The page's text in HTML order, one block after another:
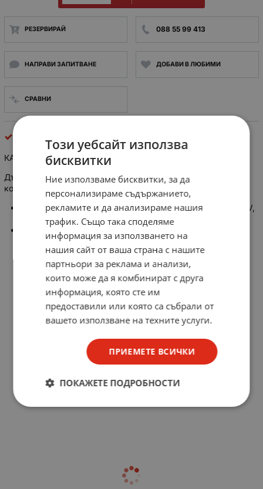
РЕЗЕРВИРАЙ 088 55 99 413
НАПРАВИ ЗАПИТВАНЕ ДОБАВИ В ЛЮБИМИ
СРАВНИ
КАБЕЛ СКАРТ 2 МЪЖКИ ЧИНЧА SL2013
Дължина: 1.5 метра, стерео аудио изход от телевизор,
конектори:
2 аудио чинча /Cinch / RCA - стерео изход на звука от TV,
включват се къв входа на НЧУ
мъжки Скарт / SCART - влючват се от скарт бук
Този уебсайт използва
бисквитки
Ние използваме бисквитки, за да
персонализираме съдържанието,
рекламите и да анализираме нашия
трафик. Също така споделяме
информация за използването на
нашия сайт от ваша страна с нашите
партньори за реклама и анализи,
които може да я комбинират с друга
информация, която сте им
предоставили или която са събрали от
вашето използване на техните услуги.
ПРИЕМЕТЕ ВСИЧКИ
ПОКАЖЕТЕ ПОДРОБНОСТИ